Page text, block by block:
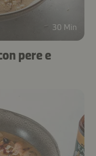
30 Min
pere e